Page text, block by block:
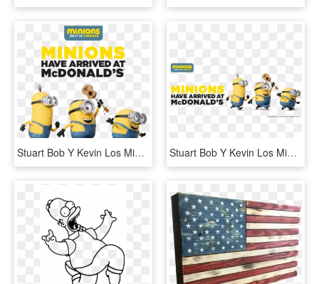
Stuart Bob Y Kevin Los Minions, HD Png Download Stuart Bob Y Kevin Los Minions, HD Png Download